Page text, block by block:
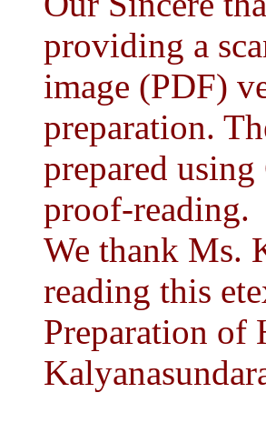
providing a
image (PDF)
preparation.
prepared
proof-reading.
We thank Ms.
reading this
Preparation of